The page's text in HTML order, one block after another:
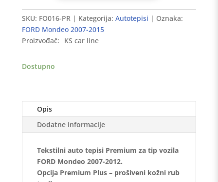
FORD
Mondeo
2007-
2012
Premium
SKU: FO016-PR Kategorija: Autotepisi
Oznaka:
FORD Mondeo 2007-2015
Proizvođač:
KS car line
Dostupno
Opis
Dodatne informacije
Tekstilni auto tepisi Premium za tip vozila
FORD Mondeo 2007-2012.
Opcija Premium Plus – prošiveni kožni rub